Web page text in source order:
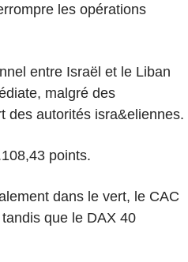
les opérations
entre Israël et le Liban
malgré des
des autorités isra&eliennes.
points.
dans le vert, le CAC
que le DAX 40